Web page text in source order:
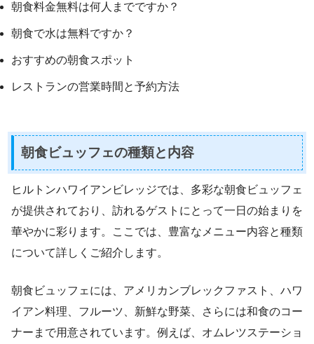
朝食料金無料は何人までですか？
朝食で水は無料ですか？
おすすめの朝食スポット
レストランの営業時間と予約方法
朝食ビュッフェの種類と内容
ヒルトンハワイアンビレッジでは、多彩な朝食ビュッフェ
が提供されており、訪れるゲストにとって一日の始まりを
華やかに彩ります。ここでは、豊富なメニュー内容と種類
について詳しくご紹介します。
朝食ビュッフェには、アメリカンブレックファスト、ハワ
イアン料理、フルーツ、新鮮な野菜、さらには和食のコー
ナーまで用意されています。例えば、オムレツステーショ